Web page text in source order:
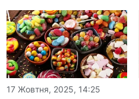
17 Жовтня, 2025, 14:25